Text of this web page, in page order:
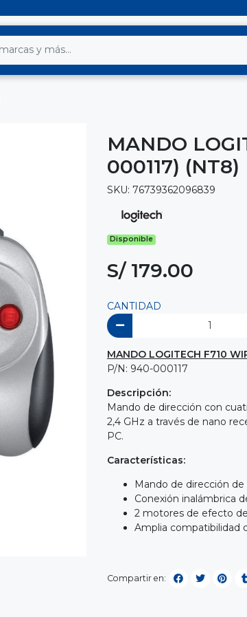
MANDO
000117) (NT8)
SKU: 76739362096839
Disponible
S/ 179.00
CANTIDAD
MANDO LOGITECH F710
P/N: 940-000117
Descripción:
Mando de dirección con
2,4 GHz a través de nano
PC.
Características:
Mando de dirección
Conexión inalámbrica
2 motores de efecto
Amplia compatibilidad
Compartir en: